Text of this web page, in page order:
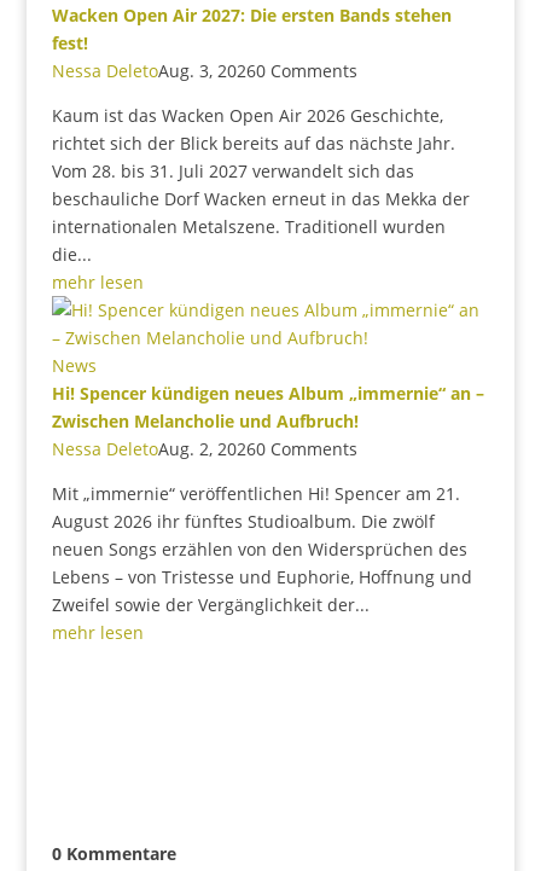
Wacken Open Air 2027: Die ersten Bands stehen
fest!
Nessa DeletoAug. 3, 20260 Comments
Kaum ist das Wacken Open Air 2026 Geschichte,
richtet sich der Blick bereits auf das nächste Jahr.
Vom 28. bis 31. Juli 2027 verwandelt sich das
beschauliche Dorf Wacken erneut in das Mekka der
internationalen Metalszene. Traditionell wurden
die...
mehr lesen
News
Hi! Spencer kündigen neues Album „immernie“ an –
Zwischen Melancholie und Aufbruch!
Nessa DeletoAug. 2, 20260 Comments
Mit „immernie“ veröffentlichen Hi! Spencer am 21.
August 2026 ihr fünftes Studioalbum. Die zwölf
neuen Songs erzählen von den Widersprüchen des
Lebens – von Tristesse und Euphorie, Hoffnung und
Zweifel sowie der Vergänglichkeit der...
mehr lesen
0 Kommentare